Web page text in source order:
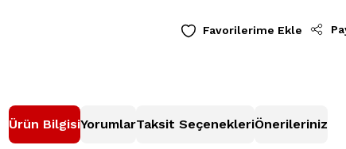
Ürün BilgisiYorumlarTaksit SeçenekleriÖnerileriniz